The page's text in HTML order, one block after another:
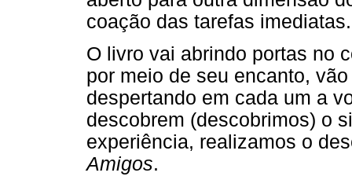
coação das tarefas imediatas.
O livro vai abrindo portas no
por meio de seu encanto,
despertando em cada um a
descobrem (descobrimos) o
experiência, realizamos o
Amigos.